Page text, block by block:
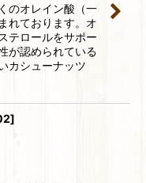
のオレイン酸（一
れております。オ
テロールをサポー
が認められている
カシューナッツ
]